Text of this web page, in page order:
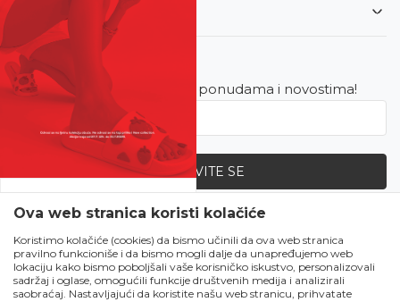
SVE UPOLA CIJENE!
Čekanju je kraj!
Počela je omiljena
ljetna akcija u Obući
Metro!
Korisnički servis
Newsletter
Budite u toku sa najnovijim ponudama i novostima!
PRIJAVITE SE
Zapratite nas
Ova web stranica koristi kolačiće
Koristimo kolačiće (cookies) da bismo učinili da ova web stranica
pravilno funkcioniše i da bismo mogli dalje da unapređujemo web
lokaciju kako bismo poboljšali vaše korisničko iskustvo, personalizovali
sadržaj i oglase, omogućili funkcije društvenih medija i analizirali
saobraćaj. Nastavljajući da koristite našu web stranicu, prihvatate